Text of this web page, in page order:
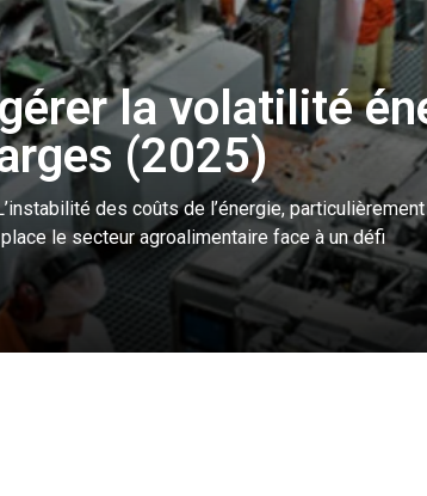
la volatilité
(2025)
des coûts de l’énergie, particulièrement
le secteur agroalimentaire face à un défi